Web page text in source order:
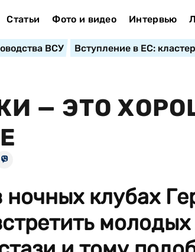
Статьи Фото и видео Интервью
ВСУ Вступление в ЕС:
— ЭТО
ночных клубах